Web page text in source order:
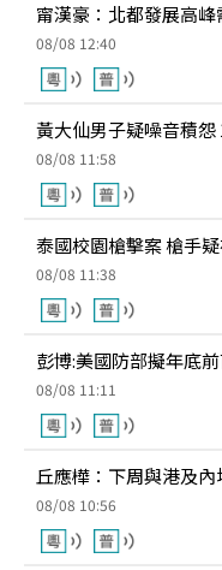
甯漢豪：北都發展高
08/08 12:40
黃大仙男子疑噪音積怨
08/08 11:58
泰國校園槍擊案 槍手
08/08 11:38
彭博:美國防部擬年底
08/08 11:11
丘應樺：下周與港及
08/08 10:56